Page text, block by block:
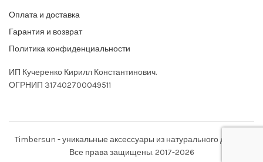
Оплата и доставка
Гарантия и возврат
Политика конфиденциальности
ИП Кучеренко Кирилл Константинович.
ОГРНИП 317402700049511
Timbersun - уникальные аксессуары из натурального дерева.
Все права защищены. 2017-2026